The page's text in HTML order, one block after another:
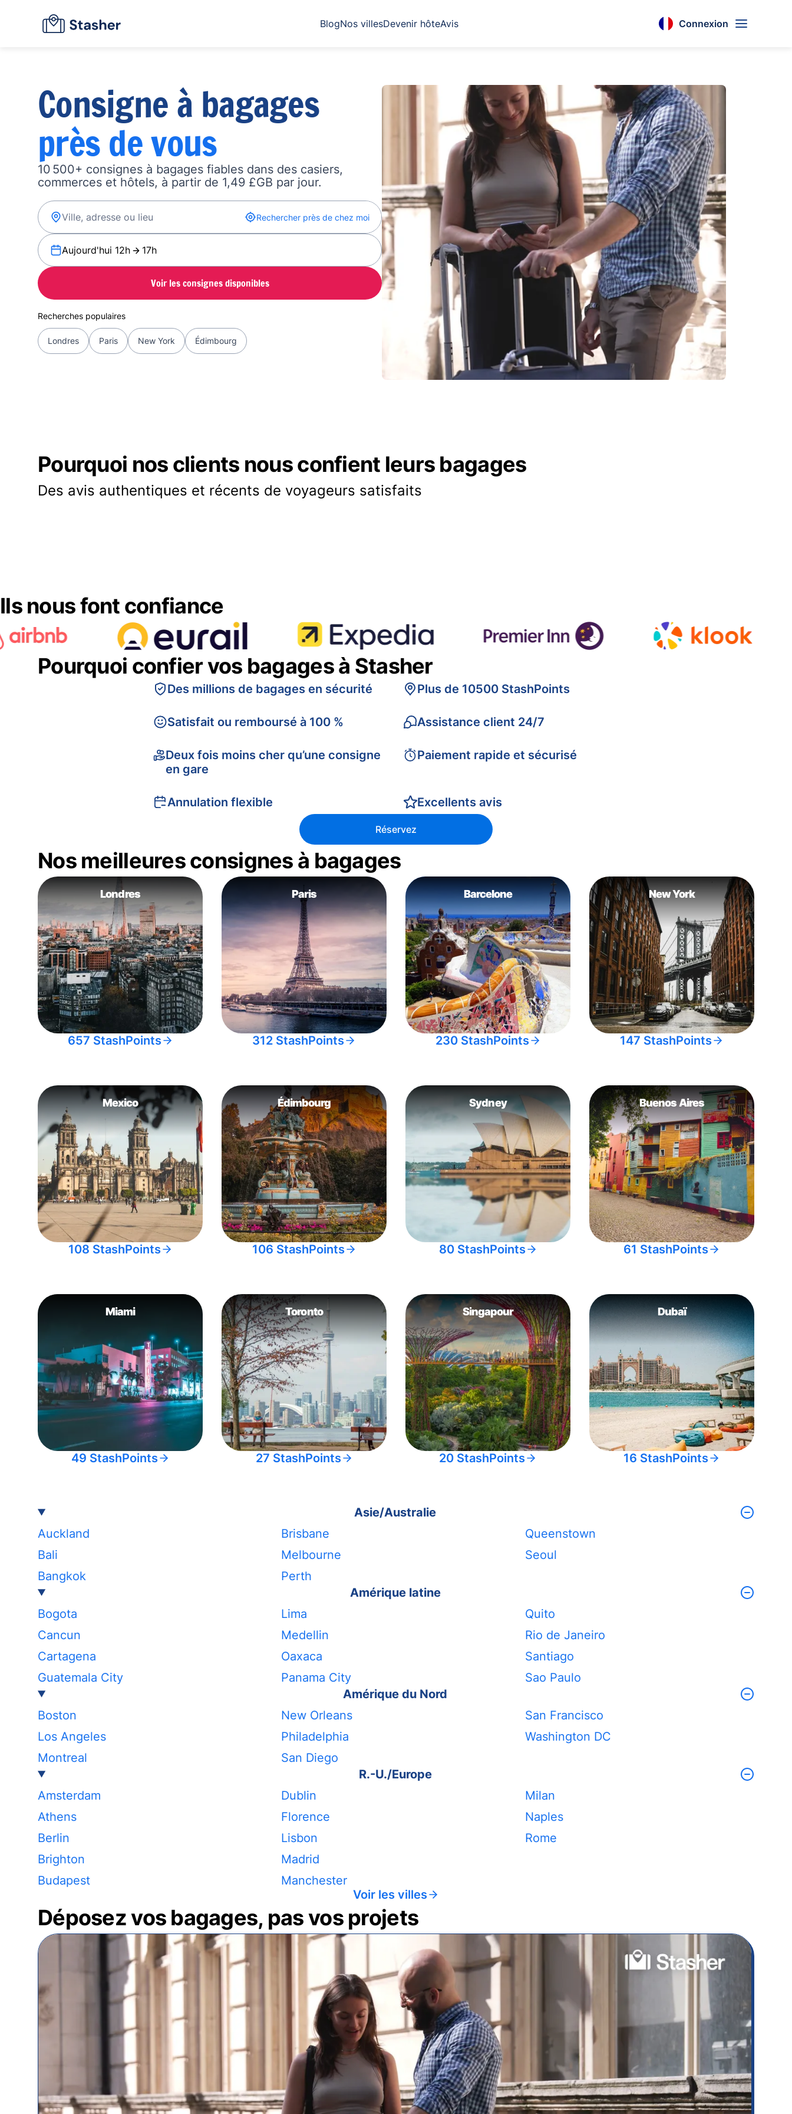
BlogNos villesDevenir hôteAvis Connexion
Consigne à bagages
près de vous
10 500+ consignes à bagages fiables dans des casiers,
commerces et hôtels, à partir de 1,49 £GB par jour.
Rechercher près de chez moi
Aujourd'hui 12h 17h
Voir les consignes disponibles
Recherches populaires
Londres Paris New York Édimbourg
Pourquoi nos clients nous confient leurs bagages
Des avis authentiques et récents de voyageurs satisfaits
Ils nous font confiance
Pourquoi confier vos bagages à Stasher
Des millions de bagages en sécurité
Satisfait ou remboursé à 100 %
Deux fois moins cher qu’une consigne
en gare
Annulation flexible
Plus de 10500 StashPoints
Assistance client 24/7
Paiement rapide et sécurisé
Excellents avis
Réservez
Nos meilleures consignes à bagages
Londres
657 StashPoints
Paris
312 StashPoints
Barcelone
230 StashPoints
New York
147 StashPoints
Mexico
108 StashPoints
Édimbourg
106 StashPoints
Sydney
80 StashPoints
Buenos Aires
61 StashPoints
Miami
49 StashPoints
Toronto
27 StashPoints
Singapour
20 StashPoints
Dubaï
16 StashPoints
Asie/Australie
Auckland
Bali
Bangkok
Brisbane
Melbourne
Perth
Queenstown
Seoul
Amérique latine
Bogota
Cancun
Cartagena
Guatemala City
Lima
Medellin
Oaxaca
Panama City
Quito
Rio de Janeiro
Santiago
Sao Paulo
Amérique du Nord
Boston
Los Angeles
Montreal
New Orleans
Philadelphia
San Diego
San Francisco
Washington DC
R.-U./Europe
Amsterdam
Athens
Berlin
Brighton
Budapest
Dublin
Florence
Lisbon
Madrid
Manchester
Milan
Naples
Rome
Voir les villes
Déposez vos bagages, pas vos projets